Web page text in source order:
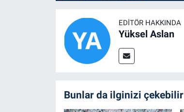
EDITÖR HAKKINDA
Yüksel Aslan
Bunlar da ilginizi çekebilir